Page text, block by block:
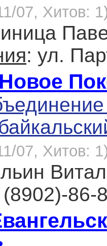
07, Хитов:
: ул.
07, Хитов:
(8902)-86-